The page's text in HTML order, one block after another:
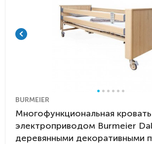
BURMEIER
Многофункциональная
электроприводом Burmeier
деревянными декоративными